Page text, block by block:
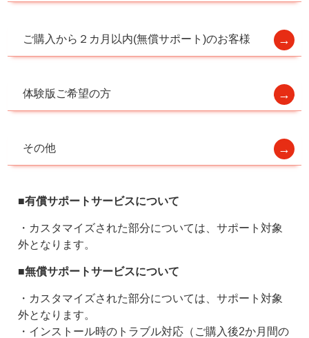
ご購入から２カ月以内(無償サポート)のお客様
体験版ご希望の方
その他
■有償サポートサービスについて
・カスタマイズされた部分については、サポート対象
外となります。
■無償サポートサービスについて
・カスタマイズされた部分については、サポート対象
外となります。
・インストール時のトラブル対応（ご購入後2か月間の